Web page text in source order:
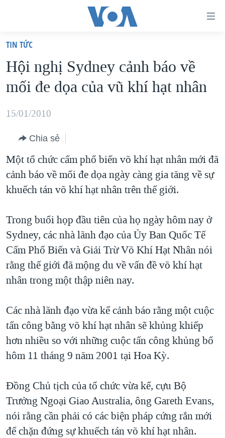
truy
cập
Tới
dung
chính
điều
hướng
chính
tới
"Tìm"
VIỆT NAM
HOA KỲ
BIỂN ĐÔNG
BLOG
DIỄN ĐÀN
MỤC
VẠCH TRẦN TIN GIẢ
NGƯỜI VIỆT HẢI NGOẠI
ĐỜI SỐNG
KINH TẾ
SỨC KHOẺ
VĂN HOÁ
THỂ THAO
CHIẾN TRANH THƯƠNG MẠI CỦA MỸ: QUÁ KHỨ VÀ HIỆN
TẠI
HÀNH TRÌNH BẦU CỬ 2024
MỘT NĂM CHIẾN TRANH TẠI DẢI GAZA
GIẢI MÃ VÀNH ĐAI & CON ĐƯỜNG
TRỊNH VĨNH BÌNH - NGƯỜI HẠ 'BÊN THẮNG CUỘC'
GROUND ZERO – XƯA VÀ NAY
CHI PHÍ CHIẾN TRANH AFGHANISTAN
THƯỢNG ĐỈNH TRUMP-KIM TẠI VIỆT NAM
TRỊNH VĨNH BÌNH VS. CHÍNH PHỦ VIỆT NAM
NGƯ DÂN VIỆT VÀ LÀN SÓNG TRỘM HẢI SÂM
HỌC TIẾNG ANH
VIDEO
NGHE
MẠNG XÃ HỘI
Ngôn ngữ khác
TIN TỨC
Hội nghị Sydney cảnh báo về
mối đe dọa của vũ khí hạt nhân
15/01/2010
Chia sẻ
Một tổ chức cấm phổ biến võ khí hạt nhân mới đã
cảnh báo về mối đe dọa ngày càng gia tăng về sự
khuếch tán võ khí hạt nhân trên thế giới.
Trong buổi họp đầu tiên của họ ngày hôm nay ở
Sydney, các nhà lãnh đạo của Ủy Ban Quốc Tế
Cấm Phổ Biến và Giải Trừ Võ Khí Hạt Nhân nói
rằng thế giới đã mộng du về vấn đề võ khí hạt
nhân trong một thập niên nay.
Các nhà lãnh đạo vừa kể cảnh báo rằng một cuộc
tấn công bằng võ khí hạt nhân sẽ khủng khiếp
hơn nhiều so với những cuộc tấn công khủng bố
hôm 11 tháng 9 năm 2001 tại Hoa Kỳ.
Đồng Chủ tịch của tổ chức vừa kể, cựu Bộ
Trưởng Ngoại Giao Australia, ông Gareth Evans,
nói rằng cần phải có các biện pháp cứng rắn mới
để chặn đứng sự khuếch tán võ khí hạt nhân.